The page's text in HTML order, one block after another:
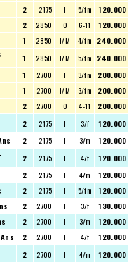
2 2175 I 5/fm
120.000
2 2850 O 6-11
120.000
1 2850 I/M 4/fm 240.000
1 2850 I/M 5/fm 240.000
1 2700 I 3/fm
200.000
1 2700 I/M 3/fm
200.000
2 2700 O 4-11
200.000
2 2175 I 3/f
120.000
2 2175 I 3/m
120.000
2 2175 I 4/f
120.000
2 2175 I 4/m
120.000
2 2175 I 5/fm
120.000
2 2700 I 3/f
130.000
2 2700 I 3/m
120.000
2 2700 I 4/f
120.000
2 2700 I 4/m
120.000